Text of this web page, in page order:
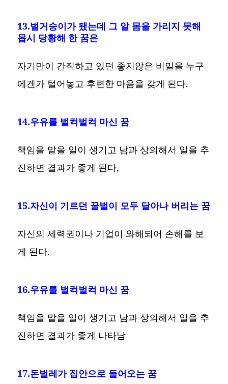
13.벌거숭이가 됐는데 그 알 몸을 가리지 못해
몹시 당황해 한 꿈은
자기만이 간직하고 있던 좋지않은 비밀을 누구
에겐가 털어놓고 후련한 마음을 갖게 된다.
14.우유를 벌컥벌컥 마신 꿈
책임을 맡을 일이 생기고 남과 상의해서 일을 추
진하면 결과가 좋게 된다,
15.자신이 기르던 꿀벌이 모두 달아나 버리는 꿈
자신의 세력권이나 기업이 와해되어 손해를 보
게 된다.
16.우유를 벌컥벌컥 마신 꿈
책임을 맡을 일이 생기고 남과 상의해서 일을 추
진하면 결과가 좋게 나타남
17.돈벌레가 집안으로 들어오는 꿈